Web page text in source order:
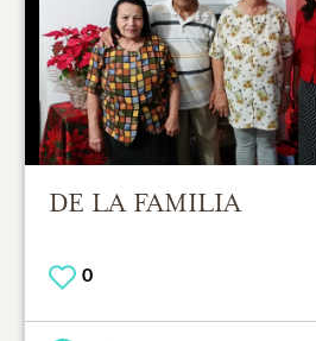
DE LA FAMILIA
0